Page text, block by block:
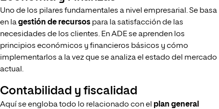
Uno de los pilares fundamentales a nivel empresarial. Se basa
en lagestión de recursos para la satisfacción de las
necesidades de los clientes. En ADE se aprenden los
principios económicos y financieros básicos y cómo
implementarlos a la vez que se analiza el estado del mercado
actual.
Contabilidad y fiscalidad
Aquí se engloba todo lo relacionado con el plan general